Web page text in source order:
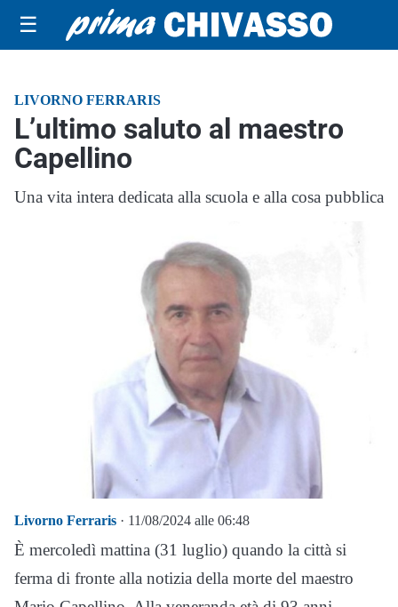
☰
LIVORNO FERRARIS
L’ultimo saluto al maestro
Capellino
Una vita intera dedicata alla scuola e alla cosa pubblica
Livorno Ferraris · 11/08/2024 alle 06:48
È mercoledì mattina (31 luglio) quando la città si
ferma di fronte alla notizia della morte del maestro